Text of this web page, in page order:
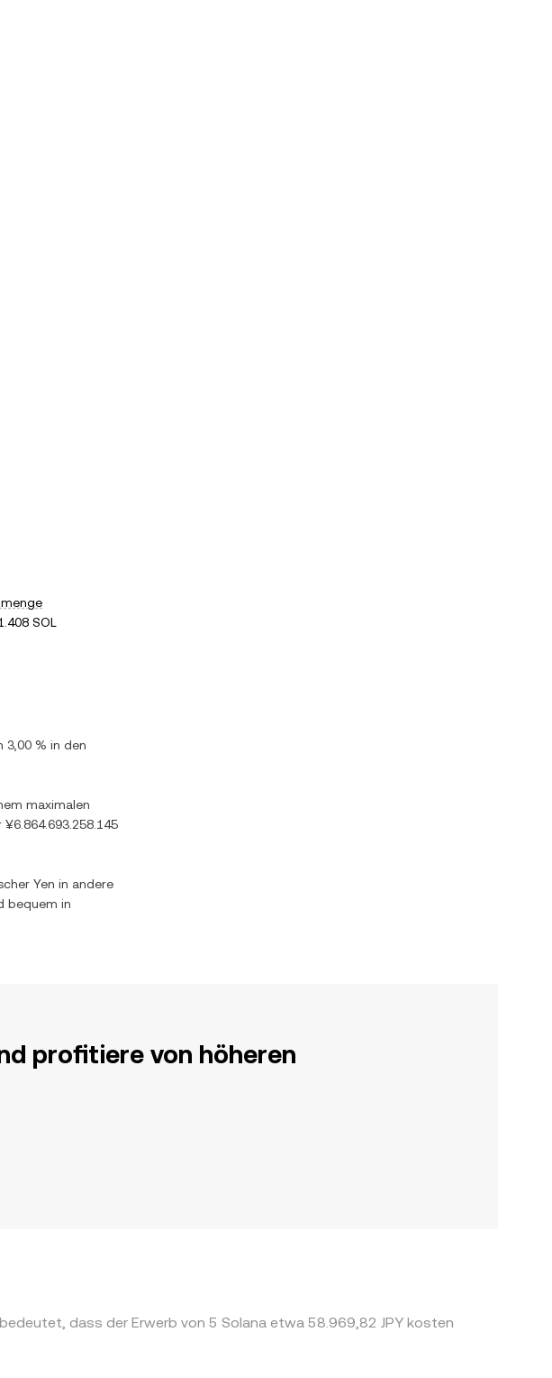
SOL
3,00 % in den
maximalen
¥6.864.693.258.145
Yen in andere
bequem in
profitiere von höheren
dass der Erwerb von 5 Solana etwa 58.969,82 JPY kosten